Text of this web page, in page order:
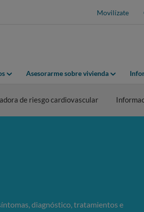
Movilízate
Asesorarme sobre vivienda
de riesgo cardiovascular
diagnóstico, tratamientos e